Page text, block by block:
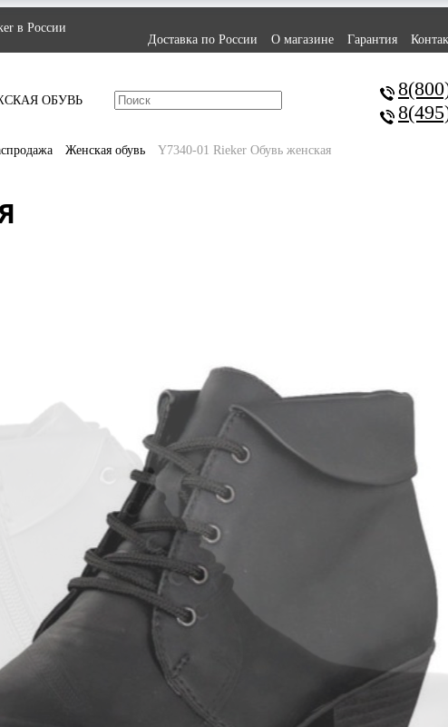
в России
Доставка по России
О магазине Гарантия
ОБУВЬ
Женская обувь Y7340-01 Rieker Обувь женская